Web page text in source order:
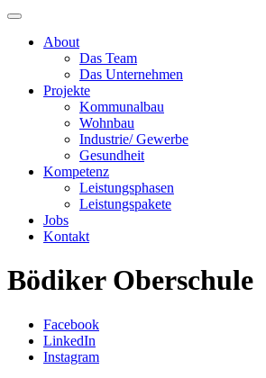
About
Das Team
Das Unternehmen
Projekte
Kommunalbau
Wohnbau
Industrie/ Gewerbe
Gesundheit
Kompetenz
Leistungsphasen
Leistungspakete
Jobs
Kontakt
Bödiker Oberschule
Facebook
LinkedIn
Instagram